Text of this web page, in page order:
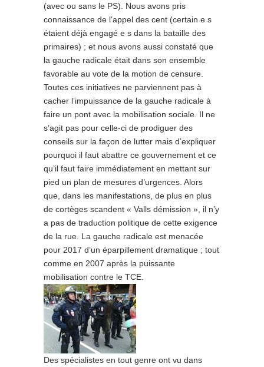
(avec ou sans le PS). Nous avons pris
connaissance de l’appel des cent (certain e s
étaient déjà engagé e s dans la bataille des
primaires) ; et nous avons aussi constaté que
la gauche radicale était dans son ensemble
favorable au vote de la motion de censure.
Toutes ces initiatives ne parviennent pas à
cacher l’impuissance de la gauche radicale à
faire un pont avec la mobilisation sociale. Il ne
s’agit pas pour celle-ci de prodiguer des
conseils sur la façon de lutter mais d’expliquer
pourquoi il faut abattre ce gouvernement et ce
qu’il faut faire immédiatement en mettant sur
pied un plan de mesures d’urgences. Alors
que, dans les manifestations, de plus en plus
de cortèges scandent « Valls démission », il n’y
a pas de traduction politique de cette exigence
de la rue. La gauche radicale est menacée
pour 2017 d’un éparpillement dramatique ; tout
comme en 2007 après la puissante
mobilisation contre le TCE.
Des spécialistes en tout genre ont vu dans